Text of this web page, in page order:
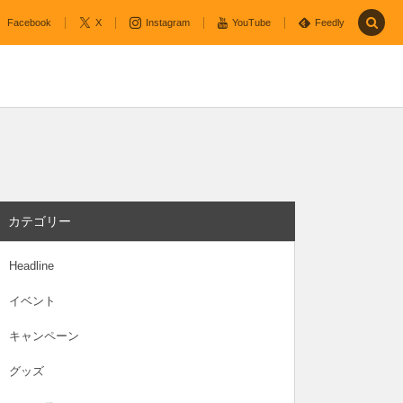
Facebook X Instagram YouTube Feedly
カテゴリー
Headline
イベント
キャンペーン
グッズ